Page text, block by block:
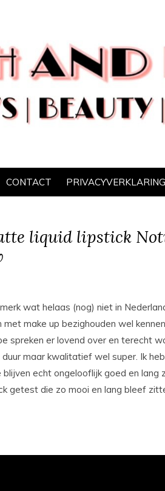
CONTACT PRIVACYVERKLARING
liquid lipstick
wat helaas (nog) niet in
make up bezighouden wel
spreken er lovend over en terecht
maar kwalitatief wel super. Ik
echt ongelooflijk goed en lang
getest die zo mooi en lang bleef